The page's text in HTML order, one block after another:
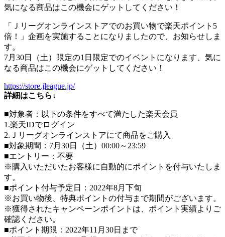
気になる商品はこの機会にゲットしてください！
「Ｊリーグオンラインストアでのお買い物で楽天ポイント5
倍！」企画を実施することになりましたので、お知らせしま
す。
7月30日（土）限定の1日限定でのイベントになります、気に
なる商品はこの機会にゲットしてください！
https://store.jleague.jp/
詳細はこちら↓
■対象者：以下の条件をすべて満たした楽天会員
1.楽天IDでログイン
2.Ｊリーグオンラインストアにて商品をご購入
■対象期間：7月30日（土）00:00～23:59
■エントリー：不要
※購入いただいたお客様に自動的にポイントを付与いたしま
す。
■ポイント付与予定日：2022年8月下旬
※お買い物後、特典ポイントの付与まで期間がございます。
※獲得されたキャンペーンポイントは、ポイント実績よりご
確認ください。
■ポイント期限：2022年11月30日まで